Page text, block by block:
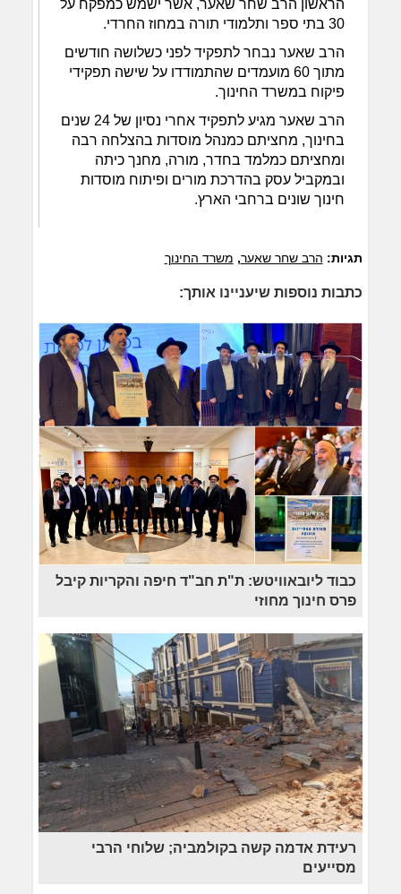
הראשון הרב שחר שאער, אשר ישמש כמפקח על
30 בתי ספר ותלמודי תורה במחוז החרדי.
הרב שאער נבחר לתפקיד לפני כשלושה חודשים
מתוך 60 מועמדים שהתמודדו על שישה תפקידי
פיקוח במשרד החינוך.
הרב שאער מגיע לתפקיד אחרי נסיון של 24 שנים
בחינוך, מחציתם כמנהל מוסדות בהצלחה רבה
ומחציתם כמלמד בחדר, מורה, מחנך כיתה
ובמקביל עסק בהדרכת מורים ופיתוח מוסדות
חינוך שונים ברחבי הארץ.
תגיות: הרב שחר שאער, משרד החינוך
כתבות נוספות שיעניינו אותך:
כבוד ליובאוויטש: ת"ת חב"ד חיפה והקריות קיבל
פרס חינוך מחוזי
רעידת אדמה קשה בקולמביה; שלוחי הרבי
מסייעים